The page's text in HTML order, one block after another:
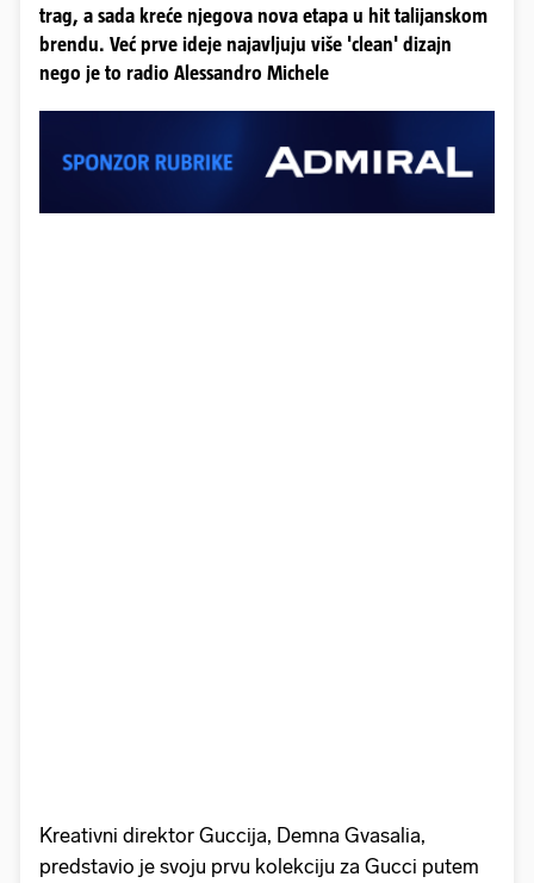
trag, a sada kreće njegova nova etapa u hit talijanskom
brendu. Već prve ideje najavljuju više 'clean' dizajn
nego je to radio Alessandro Michele
Kreativni direktor Guccija, Demna Gvasalia,
predstavio je svoju prvu kolekciju za Gucci putem